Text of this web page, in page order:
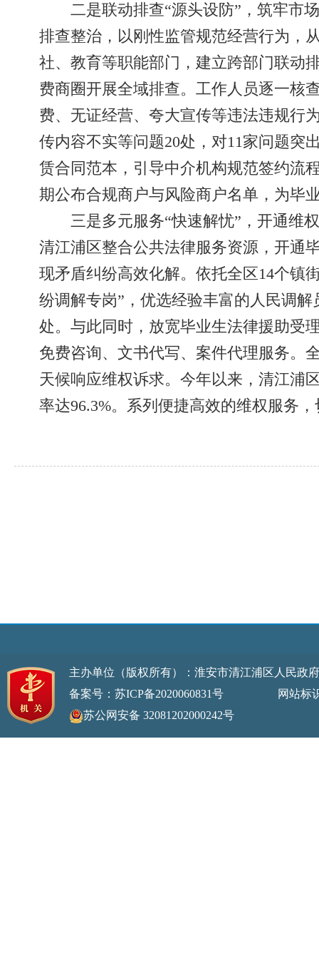
二是联动排查“源头设防”，筑牢市
排查整治，以刚性监管规范经营行为，
社、教育等职能部门，建立跨部门联动
费商圈开展全域排查。工作人员逐一核
费、无证经营、夸大宣传等违法违规行
传内容不实等问题20处，对11家问题突
赁合同范本，引导中介机构规范签约流
期公布合规商户与风险商户名单，为毕
三是多元服务“快速解忧”，开通维
清江浦区整合公共法律服务资源，开通
现矛盾纠纷高效化解。依托全区14个镇
纷调解专岗”，优选经验丰富的人民调
处。与此同时，放宽毕业生法律援助受
免费咨询、文书代写、案件代理服务。
天候响应维权诉求。今年以来，清江浦
率达96.3%。系列便捷高效的维权服务
主办单位（版权所有）：淮安市清江浦区人民
备案号：苏ICP备2020060831号
网站标识码
苏公网安备 32081202000242号